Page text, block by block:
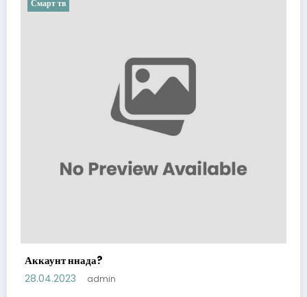
Смарт тв
Аккаунт ннада?
28.04.2023 admin